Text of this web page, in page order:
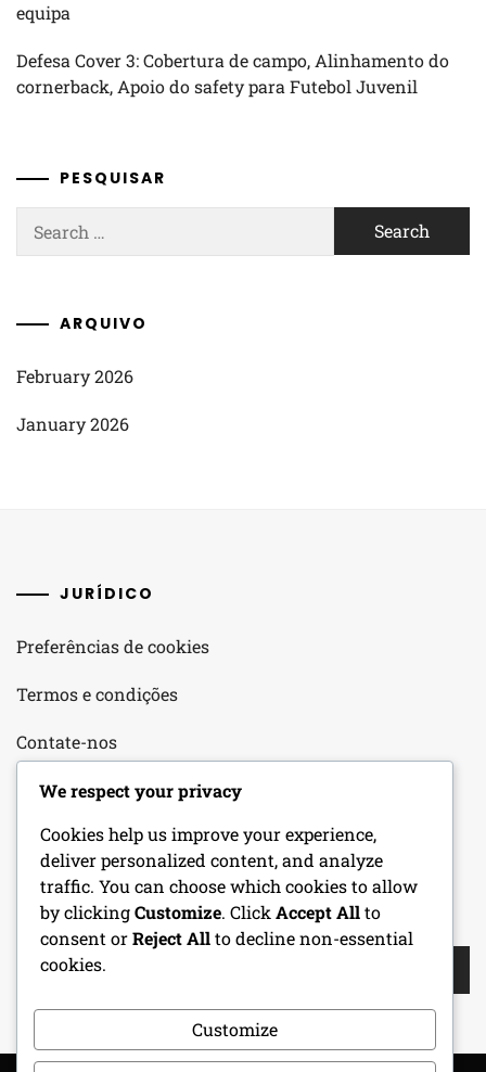
equipa
Defesa Cover 3: Cobertura de campo, Alinhamento do
cornerback, Apoio do safety para Futebol Juvenil
PESQUISAR
for:
ARQUIVO
February 2026
January 2026
JURÍDICO
Preferências de cookies
Termos e condições
Contate-nos
Política de privacidade
Quem somos
PESQUISAR
Search
We respect your privacy
Cookies help us improve your experience,
deliver personalized content, and analyze
traffic. You can choose which cookies to allow
by clickingCustomize. Click Accept Allto
consent orReject Allto decline non-essential
cookies.
Customize